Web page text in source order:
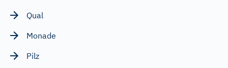
Qual
Monade
Pilz